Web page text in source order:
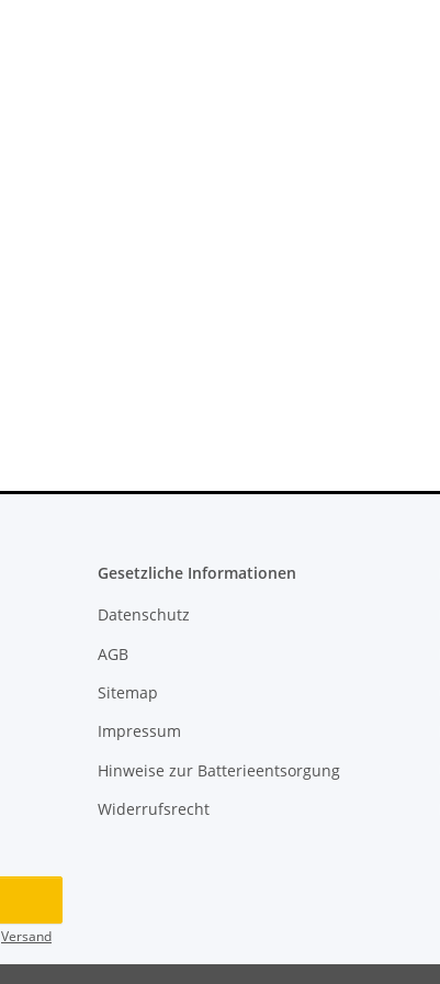
Gesetzliche Informationen
Datenschutz
AGB
Sitemap
Impressum
Hinweise zur Batterieentsorgung
Widerrufsrecht
Versand